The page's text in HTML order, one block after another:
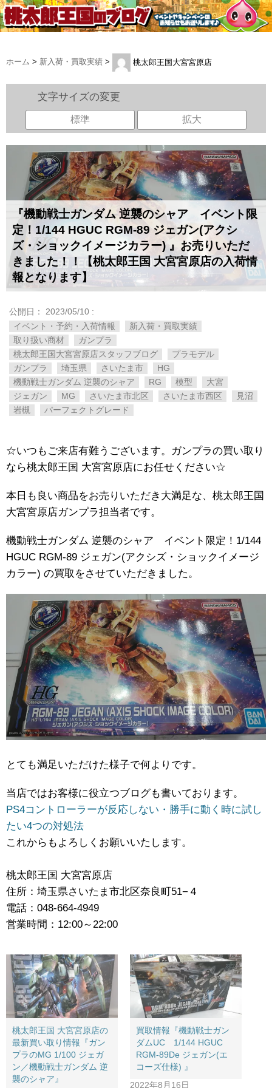
ホーム > 新入荷・買取実績 > 桃太郎王国大宮宮原店
文字サイズの変更
標準 拡大
『機動戦士ガンダム ​逆襲のシャア イベント限
定！1/144 ​HGUC ​RGM-89 ​ジェガン(アクシ
ズ・ショックイメージカラー) 』お売りいただ
きました！！【桃太郎王国 大宮宮原店の入荷情
報となります】
公開日： 2023/05/10 :
イベント・予約・入荷情報
新入荷・買取実績
取り扱い商材
ガンプラ
桃太郎王国大宮宮原店スタッフブログ
プラモデル
ガンプラ
埼玉県 さいたま市
HG
機動戦士ガンダム ​逆襲のシャア
RG 模型
大宮
ジェガン
MG さいたま市北区 さいたま市西区
見沼
岩槻
パーフェクトグレード
☆いつもご来店有難うございます。ガンプラの買い取り
なら桃太郎王国 大宮宮原店にお任せください☆
本日も良い商品をお売りいただき大満足な、桃太郎王国
大宮宮原店ガンプラ担当者です。
機動戦士ガンダム ​逆襲のシャア イベント限定！1/144 ​
HGUC ​RGM-89 ​ジェガン(アクシズ・ショックイメージ
カラー) の買取をさせていただきました。
とても満足いただけた様子で何よりです。
当店ではお客様に役立つブログも書いております。
PS4コントローラーが反応しない・勝手に動く時に試し
たい4つの対処法
これからもよろしくお願いいたします。
桃太郎王国 大宮宮原店
住所：埼玉県さいたま市北区奈良町51−４
電話：048-664-4949
営業時間：12:00～22:00
桃太郎王国 大宮宮原店の
最新買い取り情報『ガン
プラのMG 1/100 ジェガ
ン／機動戦士ガンダム 逆
襲のシャア』
買取情報『機動戦士ガン
ダムUC 1/144 ​HGUC ​
RGM-89De ​ジェガン(エ
コーズ仕様) ​』
2022年8月16日